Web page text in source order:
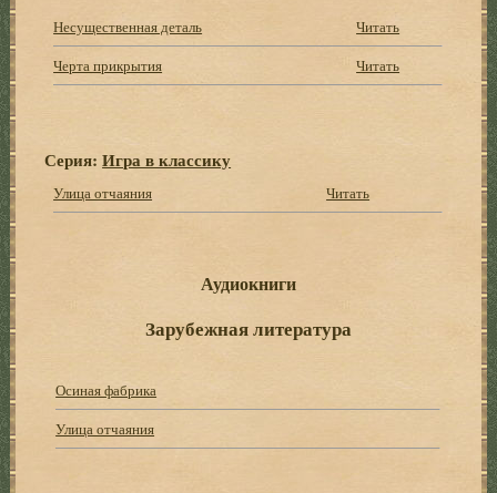
Несущественная деталь
Читать
Черта прикрытия
Читать
Серия:Игра в классику
Улица отчаяния Читать
Аудиокниги
Зарубежная литература
Осиная фабрика
Улица отчаяния